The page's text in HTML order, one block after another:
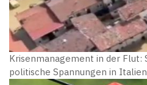
Krisenmanagement in der Flut:
politische Spannungen in Italien